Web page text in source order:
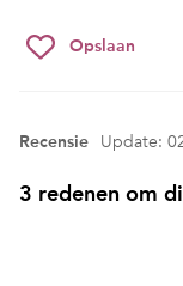
Opslaan
Recensie Update:
3 redenen om